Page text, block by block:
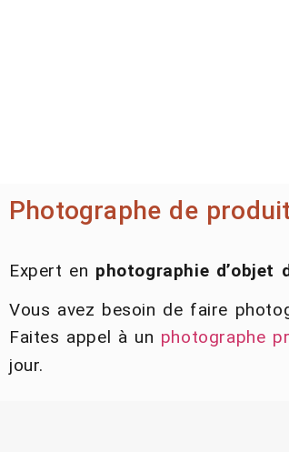
Photographe de
Expert en photographie d’objet
Vous avez besoin de faire
Faites appel à un photographe
jour.